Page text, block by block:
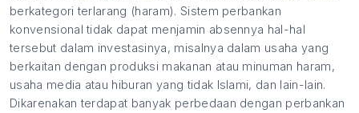
berkategori terlarang (haram). Sistem perbankan
konvensional tidak dapat menjamin absennya hal-hal
tersebut dalam investasinya, misalnya dalam usaha yang
berkaitan dengan produksi makanan atau minuman haram,
usaha media atau hiburan yang tidak Islami, dan lain-lain.
Dikarenakan terdapat banyak perbedaan dengan perbankan